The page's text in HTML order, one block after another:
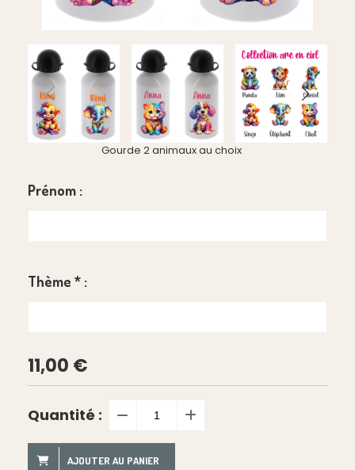
Gourde 2 animaux au choix
Prénom :
Thème * :
11,00 €
Quantité :
AJOUTER AU PANIER